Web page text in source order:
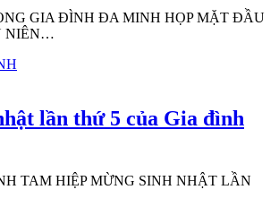
GIA ĐÌNH ĐA MINH HỌP MẶT ĐẦU
NIÊN…
lần thứ 5 của Gia đình
TAM HIỆP MỪNG SINH NHẬT LẦN